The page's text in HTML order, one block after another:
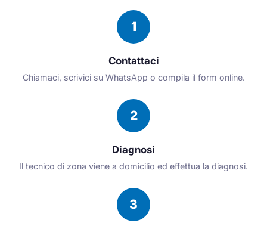
1
Contattaci
Chiamaci, scrivici su WhatsApp o compila il form online.
2
Diagnosi
Il tecnico di zona viene a domicilio ed effettua la diagnosi.
3